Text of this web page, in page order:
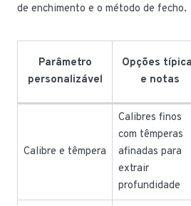
de enchimento e o método de fecho.
Parâmetro
personalizável
Opções
e notas
Calibre e têmpera
Calibres finos
com têmperas
afinadas para
extrair
profundidade